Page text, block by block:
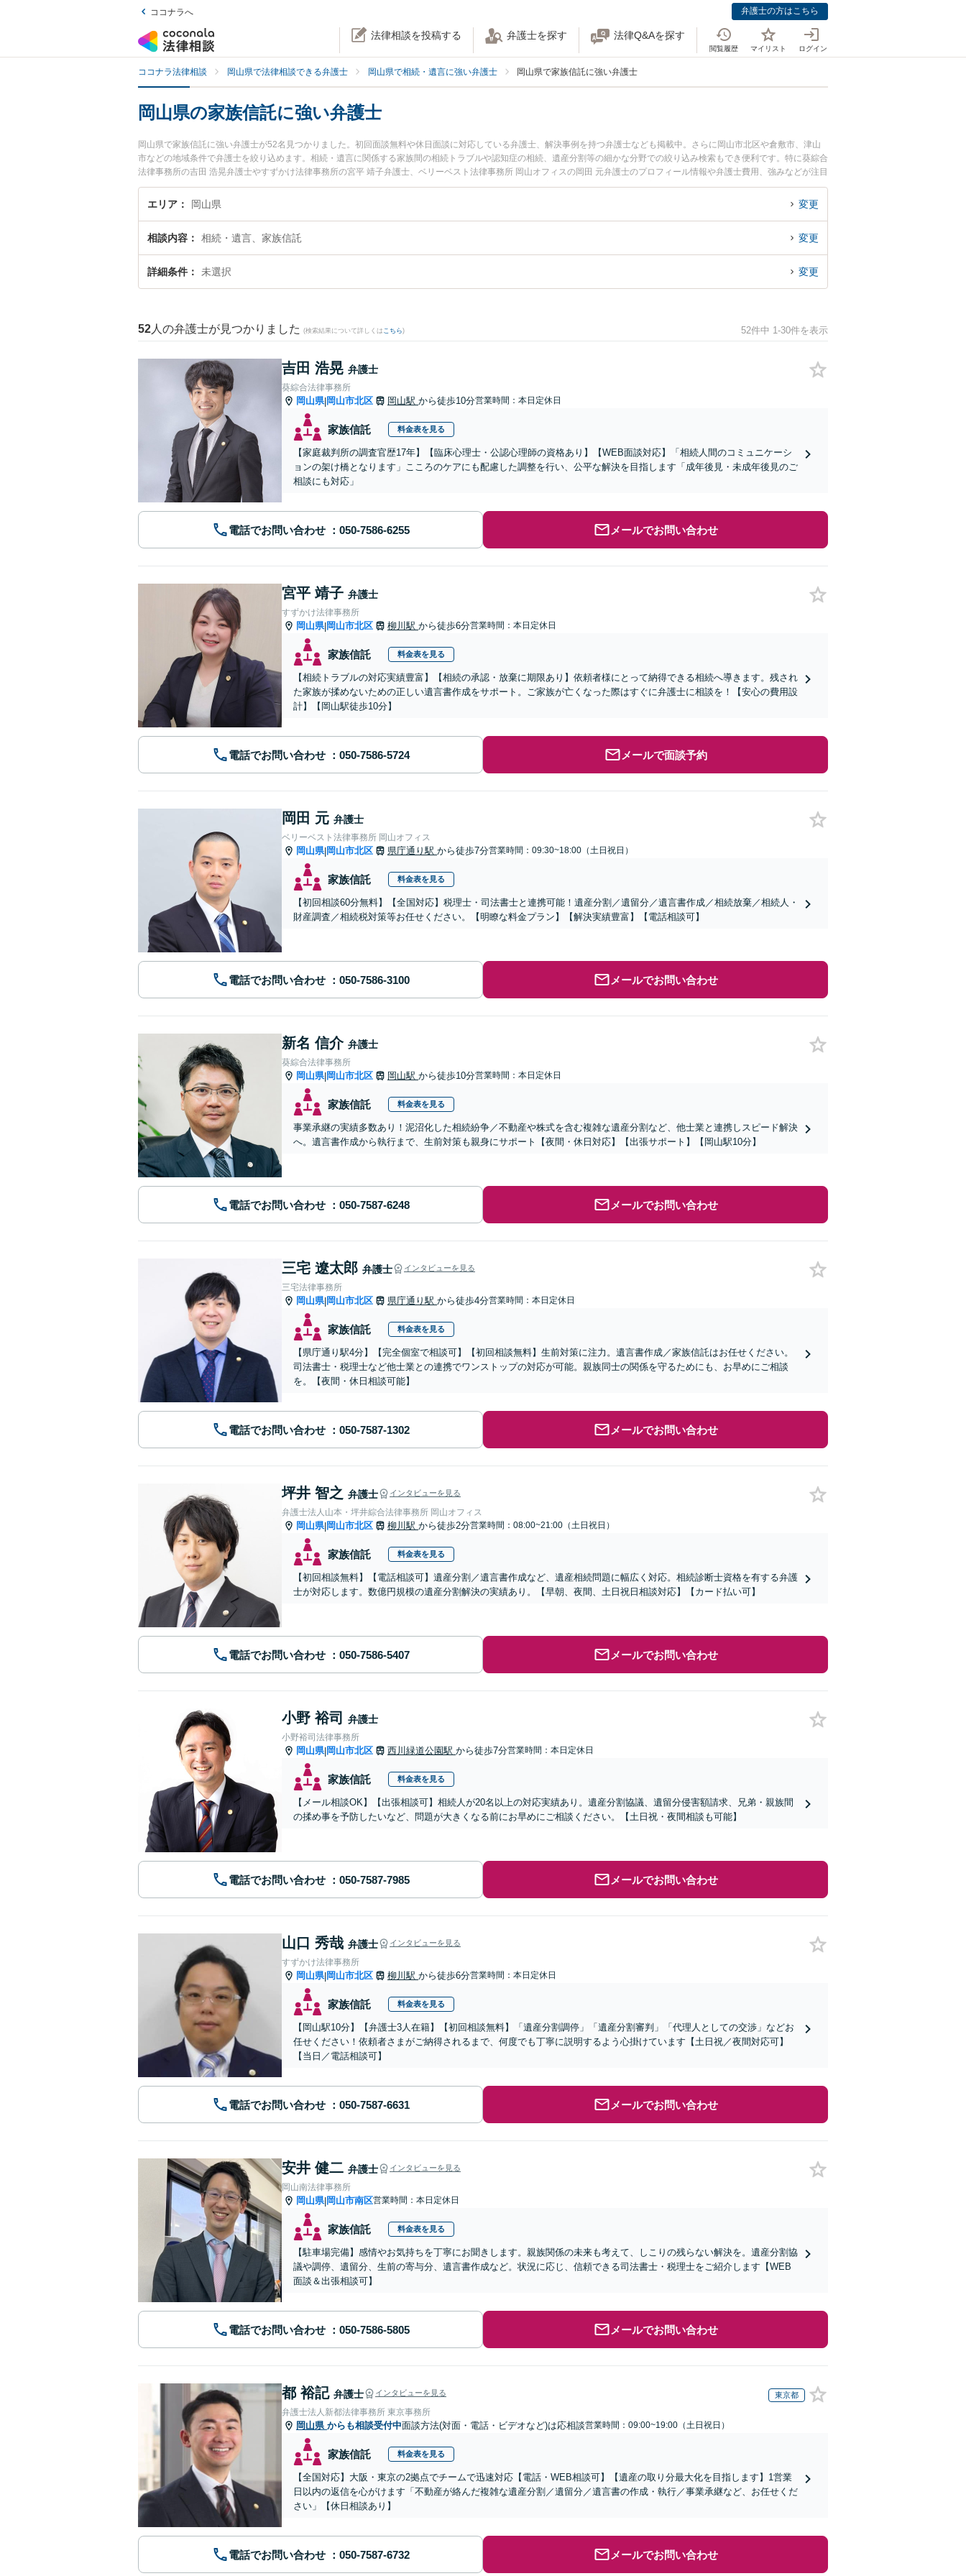
ココナラへ 弁護士の方はこちら
法律相談を投稿する 弁護士を探す 法律Q&Aを探す
閲覧履歴 マイリスト ログイン
ココナラ法律相談 岡山県で法律相談できる弁護士 岡山県で相続・遺言に強い弁護士 岡山県で家族信託に強い弁護士
岡山県の家族信託に強い弁護士
岡山県で家族信託に強い弁護士が52名見つかりました。初回面談無料や休日面談に対応している弁護士、解決事例を持つ弁護士なども掲載中。さらに岡山市北区や倉敷市、津山
市などの地域条件で弁護士を絞り込めます。相続・遺言に関係する家族間の相続トラブルや認知症の相続、遺産分割等の細かな分野での絞り込み検索もでき便利です。特に葵綜合
法律事務所の吉田 浩晃弁護士やすずかけ法律事務所の宮平 靖子弁護士、ベリーベスト法律事務所 岡山オフィスの岡田 元弁護士のプロフィール情報や弁護士費用、強みなどが注目
されています。『岡山県で土日や夜間に発生した家族信託のトラブルを今すぐに弁護士に相談したい』『家族信託のトラブル解決の実績豊富な近くの弁護士を検索したい』『初回
相談無料で家族信託を法律相談できる岡山県内の弁護士に相談予約したい』などでお困りの相談者さんにおすすめです。
エリア 岡山県 変更
相談内容 相続・遺言、家族信託 変更
詳細条件 未選択 変更
52 人の弁護士が見つかりました (検索結果について詳しくは こちら) 52件中 1-30件を表示
吉田 浩晃 弁護士
葵綜合法律事務所
岡山県|岡山市北区 岡山駅 から徒歩10分営業時間：本日定休日
家族信託 料金表を見る
【家庭裁判所の調査官歴17年】【臨床心理士・公認心理師の資格あり】【WEB面談対応】「相続人間のコミュニケーシ
ョンの架け橋となります」こころのケアにも配慮した調整を行い、公平な解決を目指します「成年後見・未成年後見のご
相談にも対応」
電話でお問い合わせ メールでお問い合わせ
宮平 靖子 弁護士
すずかけ法律事務所
岡山県|岡山市北区 柳川駅 から徒歩6分営業時間：本日定休日
家族信託 料金表を見る
【相続トラブルの対応実績豊富】【相続の承認・放棄に期限あり】依頼者様にとって納得できる相続へ導きます。残され
た家族が揉めないための正しい遺言書作成をサポート。ご家族が亡くなった際はすぐに弁護士に相談を！【安心の費用設
計】【岡山駅徒歩10分】
電話でお問い合わせ メールで面談予約
岡田 元 弁護士
ベリーベスト法律事務所 岡山オフィス
岡山県|岡山市北区 県庁通り駅 から徒歩7分営業時間：09:30~18:00（土日祝日）
家族信託 料金表を見る
【初回相談60分無料】【全国対応】税理士・司法書士と連携可能！遺産分割／遺留分／遺言書作成／相続放棄／相続人・
財産調査／相続税対策等お任せください。【明瞭な料金プラン】【解決実績豊富】【電話相談可】
電話でお問い合わせ メールでお問い合わせ
新名 信介 弁護士
葵綜合法律事務所
岡山県|岡山市北区 岡山駅 から徒歩10分営業時間：本日定休日
家族信託 料金表を見る
事業承継の実績多数あり！泥沼化した相続紛争／不動産や株式を含む複雑な遺産分割など、他士業と連携しスピード解決
へ。遺言書作成から執行まで、生前対策も親身にサポート【夜間・休日対応】【出張サポート】【岡山駅10分】
電話でお問い合わせ メールでお問い合わせ
三宅 遼太郎 弁護士 インタビューを見る
三宅法律事務所
岡山県|岡山市北区 県庁通り駅 から徒歩4分営業時間：本日定休日
家族信託 料金表を見る
【県庁通り駅4分】【完全個室で相談可】【初回相談無料】生前対策に注力。遺言書作成／家族信託はお任せください。
司法書士・税理士など他士業との連携でワンストップの対応が可能。親族同士の関係を守るためにも、お早めにご相談
を。【夜間・休日相談可能】
電話でお問い合わせ メールでお問い合わせ
坪井 智之 弁護士 インタビューを見る
弁護士法人山本・坪井綜合法律事務所 岡山オフィス
岡山県|岡山市北区 柳川駅 から徒歩2分営業時間：08:00~21:00（土日祝日）
家族信託 料金表を見る
【初回相談無料】【電話相談可】遺産分割／遺言書作成など、遺産相続問題に幅広く対応。相続診断士資格を有する弁護
士が対応します。数億円規模の遺産分割解決の実績あり。【早朝、夜間、土日祝日相談対応】【カード払い可】
電話でお問い合わせ メールでお問い合わせ
小野 裕司 弁護士
小野裕司法律事務所
岡山県|岡山市北区 西川緑道公園駅 から徒歩7分営業時間：本日定休日
家族信託 料金表を見る
【メール相談OK】【出張相談可】相続人が20名以上の対応実績あり。遺産分割協議、遺留分侵害額請求、兄弟・親族間
の揉め事を予防したいなど、問題が大きくなる前にお早めにご相談ください。【土日祝・夜間相談も可能】
電話でお問い合わせ メールでお問い合わせ
山口 秀哉 弁護士 インタビューを見る
すずかけ法律事務所
岡山県|岡山市北区 柳川駅 から徒歩6分営業時間：本日定休日
家族信託 料金表を見る
【岡山駅10分】【弁護士3人在籍】【初回相談無料】「遺産分割調停」「遺産分割審判」「代理人としての交渉」などお
任せください！依頼者さまがご納得されるまで、何度でも丁寧に説明するよう心掛けています【土日祝／夜間対応可】
【当日／電話相談可】
電話でお問い合わせ メールでお問い合わせ
安井 健二 弁護士 インタビューを見る
岡山南法律事務所
岡山県|岡山市南区営業時間：本日定休日
家族信託 料金表を見る
【駐車場完備】感情やお気持ちを丁寧にお聞きします。親族関係の未来も考えて、しこりの残らない解決を。遺産分割協
議や調停、遺留分、生前の寄与分、遺言書作成など。状況に応じ、信頼できる司法書士・税理士をご紹介します【WEB
面談＆出張相談可】
電話でお問い合わせ メールでお問い合わせ
都 裕記 弁護士 インタビューを見る 東京都
弁護士法人新都法律事務所 東京事務所
岡山県 からも相談受付中面談方法(対面・電話・ビデオなど)は応相談営業時間：09:00~19:00（土日祝日）
家族信託 料金表を見る
【全国対応】大阪・東京の2拠点でチームで迅速対応【電話・WEB相談可】【遺産の取り分最大化を目指します】1営業
日以内の返信を心がけます「不動産が絡んだ複雑な遺産分割／遺留分／遺言書の作成・執行／事業承継など、お任せくだ
さい」【休日相談あり】
電話でお問い合わせ メールでお問い合わせ